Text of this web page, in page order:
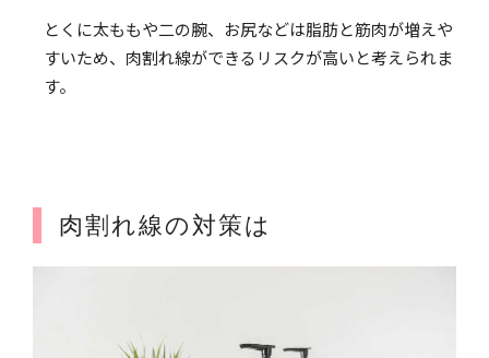
とくに太ももや二の腕、お尻などは脂肪と筋肉が増えや
すいため、肉割れ線ができるリスクが高いと考えられま
す。
肉割れ線の対策は